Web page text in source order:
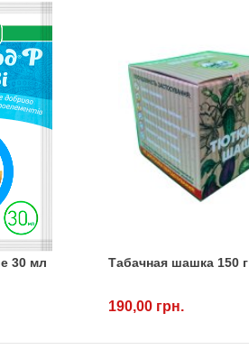
30 мл Табачная шашка 150 г
190,00 грн.